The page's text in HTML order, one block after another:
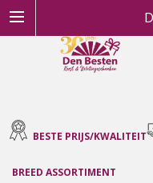
BESTE PRIJS/KWALITEIT
BREED ASSORTIMENT